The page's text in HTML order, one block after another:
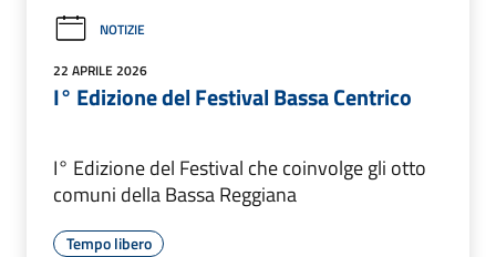
NOTIZIE
22 APRILE 2026
I° Edizione del Festival Bassa Centrico
I° Edizione del Festival che coinvolge gli otto
comuni della Bassa Reggiana
Tempo libero